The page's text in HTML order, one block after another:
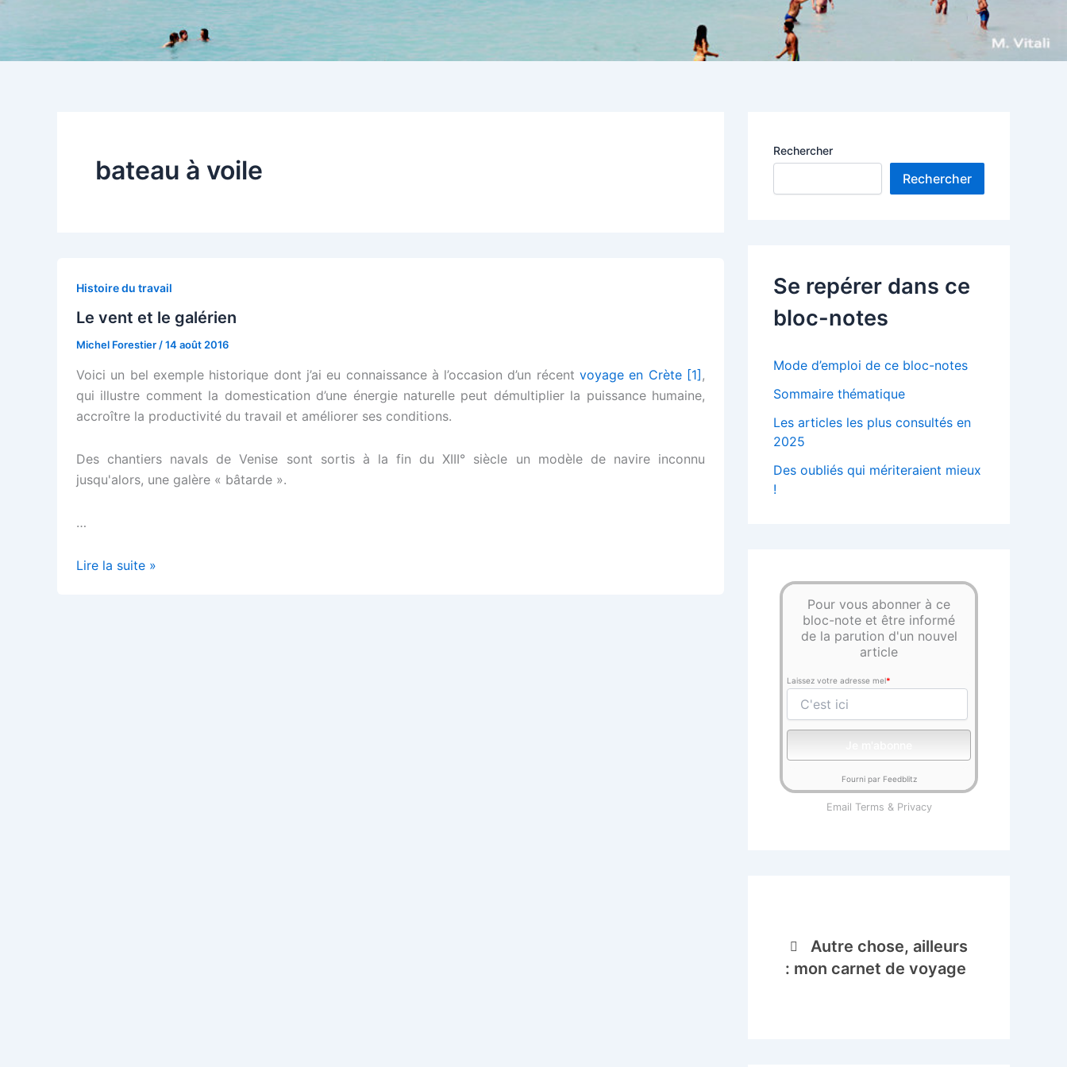
bateau à voile
Histoire du travail
Le vent et le galérien
Michel Forestier/14 août 2016
Voici un bel exemple historique dont j’ai eu connaissance à l’occasion d’un récentvoyage en Crète [1] ,
qui illustre comment la domestication d’une énergie naturelle peut démultiplier la puissance humaine,
accroître la productivité du travail et améliorer ses conditions.
Des chantiers navals de Venise sont sortis à la fin du XIII° siècle un modèle de navire inconnu
jusqu'alors, une galère « bâtarde ».
…
Le
Lire la suite »
Rechercher
Rechercher
Se repérer dans ce
bloc-notes
Mode d’emploi de ce bloc-notes
Sommaire thématique
Les articles les plus consultés en
2025
Des oubliés qui mériteraient mieux
!
Pour vous abonner à ce
bloc-note et être informé
de la parution d'un nouvel
article
Laissez votre adresse mel*
Fourni par Feedblitz
Email Terms & Privacy
Autre chose, ailleurs
: mon carnet de voyage